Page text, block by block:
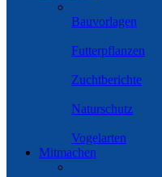
Bauvorlagen
Futterpflanzen
Zuchtberichte
Naturschutz
Vogelarten
Mitmachen